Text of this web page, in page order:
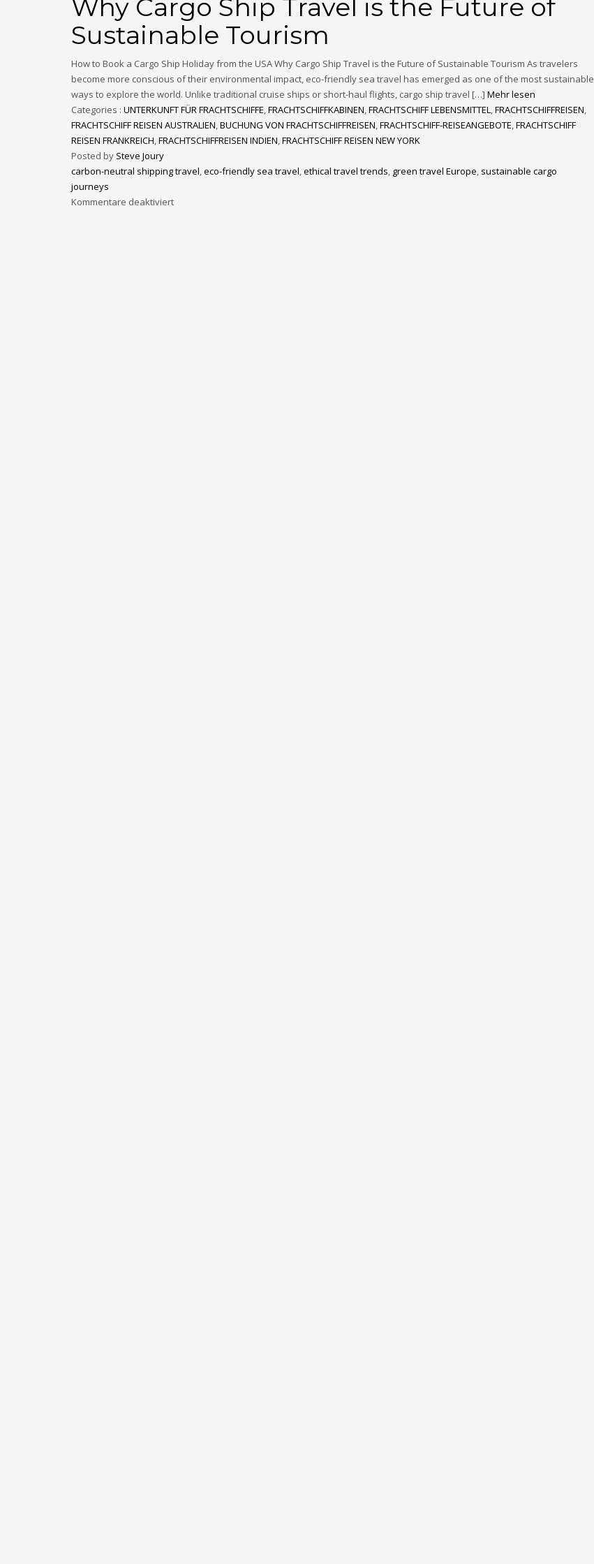
Why Cargo Ship Travel is the Future of
Sustainable Tourism
How to Book a Cargo Ship Holiday from the USA Why Cargo Ship Travel is the Future of Sustainable Tourism As travelers
become more conscious of their environmental impact, eco-friendly sea travel has emerged as one of the most sustainable
ways to explore the world. Unlike traditional cruise ships or short-haul flights, cargo ship travel […] Mehr lesen
Categories : UNTERKUNFT FÜR FRACHTSCHIFFE,FRACHTSCHIFFKABINEN,FRACHTSCHIFF LEBENSMITTEL,FRACHTSCHIFFREISEN,
FRACHTSCHIFF REISEN AUSTRALIEN,BUCHUNG VON FRACHTSCHIFFREISEN,FRACHTSCHIFF-REISEANGEBOTE,FRACHTSCHIFF
REISEN FRANKREICH,FRACHTSCHIFFREISEN INDIEN,FRACHTSCHIFF REISEN NEW YORK
Posted by Steve Joury
carbon-neutral shipping travel,eco-friendly sea travel,ethical travel trends, green travel Europe, sustainable cargo
journeys
Kommentare deaktiviert